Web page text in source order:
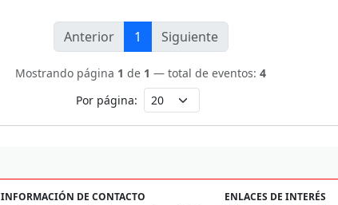
Anterior 1 Siguiente
Mostrando página 1 de 1 — total de eventos:4
Por página:
INFORMACIÓN DE CONTACTO
ENLACES DE INTERÉS